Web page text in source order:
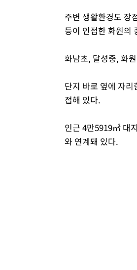
주변 생활환경도 장
등이 인접한 화원의
화남초, 달성중, 화
단지 바로 옆에 자
접해 있다.
인근 4만5919㎡ 대
와 연계돼 있다.